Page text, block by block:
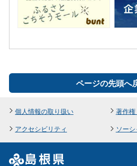
ページの先頭へ
個人情報の取り扱い
著作
アクセシビリティ
ソー